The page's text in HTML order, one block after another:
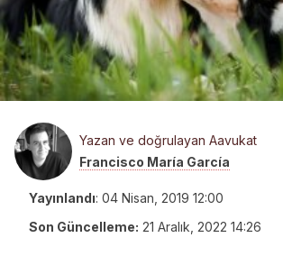
Yazan ve doğrulayan Aavukat
Francisco María García
Yayınlandı: 04 Nisan, 2019 12:00
Son Güncelleme: 21 Aralık, 2022 14:26